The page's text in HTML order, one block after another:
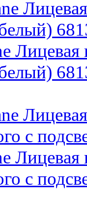
Лицевая
Лицевая
с